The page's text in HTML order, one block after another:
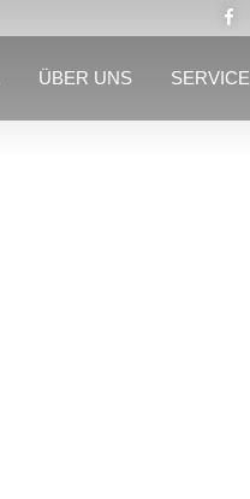
ÜBER UNS SERVICE